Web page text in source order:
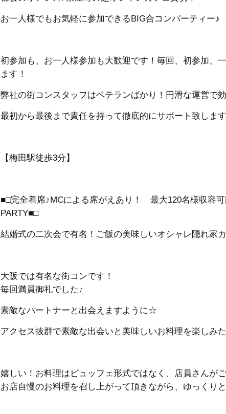
お一人様でもお気軽に参加できるBIG合コンパーティー♪
初参加も、お一人様参加も大歓迎です！ 毎回、初参加、
ます！
弊社の街コンスタッフはベテランばかり！円滑な運営で
最初から最後まで責任を持って徹底的にサポート致しま
【梅田駅徒歩3分】
■□完全着席♪MCによる席がえあり！ 最大120名様収容
PARTY■□
結婚式の二次会で有名！ご飯の美味しいオシャレ隠れ家
大阪では有名な街コンです！
毎回満員御礼でした♪
素敵なパートナーと出会えますように☆
アクセス抜群で素敵な出会いと美味しいお料理を楽しみ
嬉しい！お料理はビュッフェ形式ではなく、店員さんが
お店自慢のお料理を召し上がって頂きながら、ゆっくり